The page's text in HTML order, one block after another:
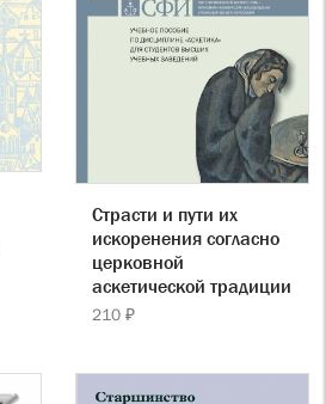
Страсти и пути их
искоренения согласно
церковной
аскетической традиции
210 ₽